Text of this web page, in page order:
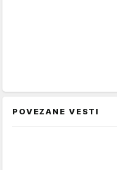
POVEZANE VESTI